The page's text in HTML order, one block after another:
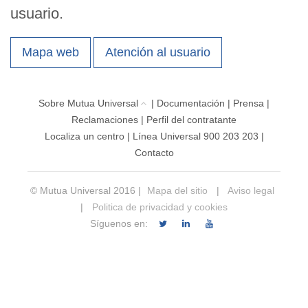
usuario.
Mapa web Atención al usuario
Sobre Mutua Universal | Documentación | Prensa |
Reclamaciones | Perfil del contratante
Localiza un centro| Línea Universal 900 203 203 |
Contacto
© Mutua Universal 2016 | Mapa del sitio |
Aviso legal
|
Politica de privacidad y cookies
Síguenos en: